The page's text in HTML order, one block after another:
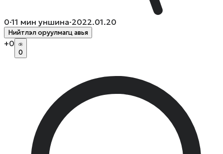
0·11 мин уншина·2022.01.20
Нийтлэл оруулмагц авья
+0
0